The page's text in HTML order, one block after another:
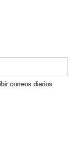
correos diarios